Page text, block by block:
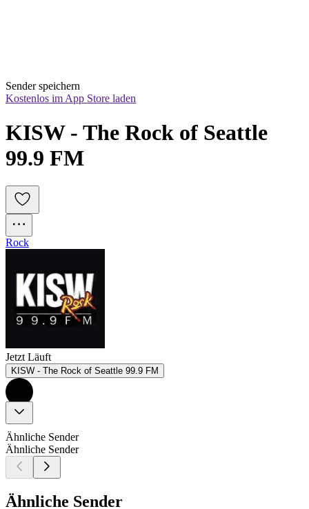
Sender speichern
Kostenlos im App Store laden
KISW - The Rock of Seattle
99.9 FM
Rock
Jetzt Läuft
KISW - The Rock of Seattle 99.9 FM
Ähnliche Sender
Ähnliche Sender
Ähnliche Sender